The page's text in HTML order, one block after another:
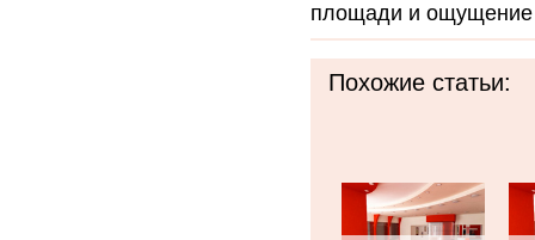
площади и ощущение
Похожие статьи: